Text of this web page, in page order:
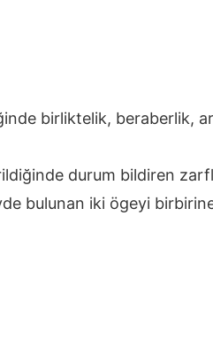
birliktelik, beraberlik,
durum bildiren
bulunan iki ögeyi